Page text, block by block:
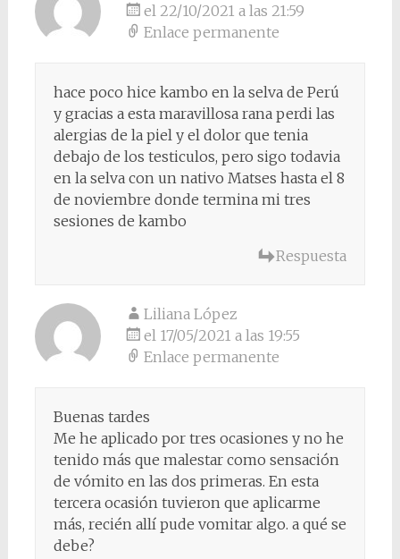
el 22/10/2021 a las 21:59
Enlace permanente
hace poco hice kambo en la selva de Perú
y gracias a esta maravillosa rana perdi las
alergias de la piel y el dolor que tenia
debajo de los testiculos, pero sigo todavia
en la selva con un nativo Matses hasta el 8
de noviembre donde termina mi tres
sesiones de kambo
Respuesta
Liliana López
el 17/05/2021 a las 19:55
Enlace permanente
Buenas tardes
Me he aplicado por tres ocasiones y no he
tenido más que malestar como sensación
de vómito en las dos primeras. En esta
tercera ocasión tuvieron que aplicarme
más, recién allí pude vomitar algo. a qué se
debe?